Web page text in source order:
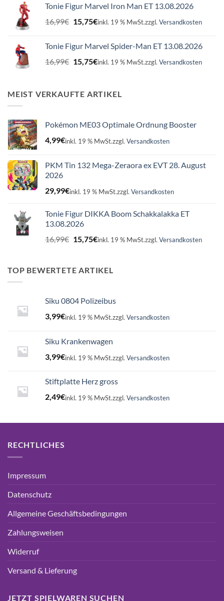
16,99€15,75€.
Tonie Figur Marvel Iron Man ET 13.08.2026
16,99€ Ursprünglicher
Preis
16,99€
15,75€Aktueller
15,75€.
inkl. 19 % MwSt.zzgl. Versandkosten
Tonie Figur Marvel Spider-Man ET 13.08.2026
16,99€ Ursprünglicher
Preis
16,99€
15,75€Aktueller
15,75€.
inkl. 19 % MwSt.zzgl. Versandkosten
MEIST VERKAUFTE ARTIKEL
Pokémon ME03 Optimale Ordnung Booster
4,99€inkl. 19 % MwSt.zzgl. Versandkosten
PKM Tin 132 Mega-Zeraora ex EVT 28. August
2026
29,99€inkl. 19 % MwSt.zzgl. Versandkosten
Tonie Figur DIKKA Boom Schakkalakka ET
13.08.2026
16,99€ Ursprünglicher
Preis
16,99€
15,75€Aktueller
15,75€.
inkl. 19 % MwSt.zzgl. Versandkosten
TOP BEWERTETE ARTIKEL
Siku 0804 Polizeibus
3,99€inkl. 19 % MwSt.zzgl. Versandkosten
Siku Krankenwagen
3,99€inkl. 19 % MwSt.zzgl. Versandkosten
Stiftplatte Herz gross
2,49€inkl. 19 % MwSt.zzgl. Versandkosten
RECHTLICHES
Impressum
Datenschutz
Allgemeine Geschäftsbedingungen
Zahlungsweisen
Widerruf
Versand & Lieferung
JETZT SPIELWAREN SUCHEN